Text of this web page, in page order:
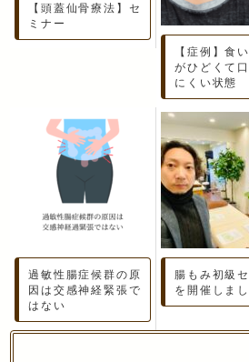
【頭蓋仙骨療法】セ
ミナー
【症例】食
がひどくて
にくい状態
過敏性腸症候群の原
因は交感神経緊張で
はない
腸もみ初級
を開催しま